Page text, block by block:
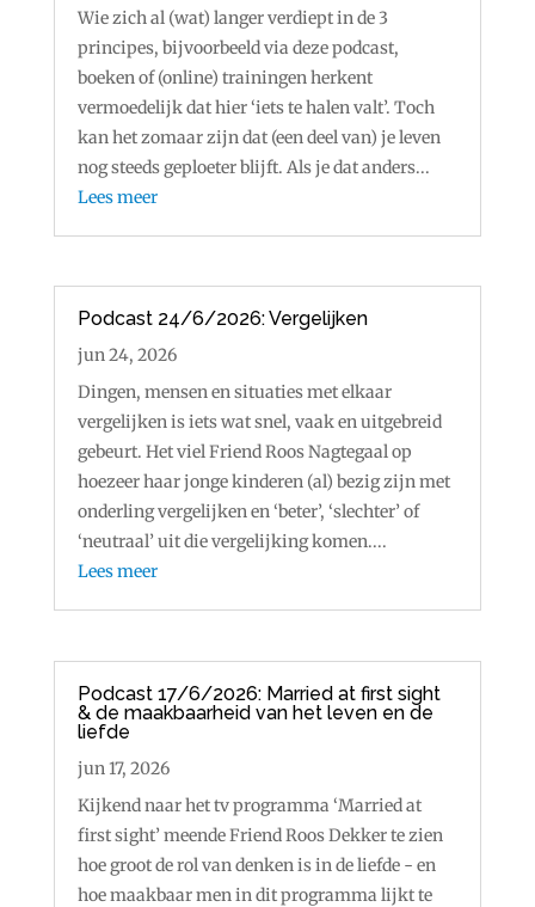
Wie zich al (wat) langer verdiept in de 3
principes, bijvoorbeeld via deze podcast,
boeken of (online) trainingen herkent
vermoedelijk dat hier ‘iets te halen valt’. Toch
kan het zomaar zijn dat (een deel van) je leven
nog steeds geploeter blijft. Als je dat anders...
Lees meer
Podcast 24/6/2026: Vergelijken
jun 24, 2026
Dingen, mensen en situaties met elkaar
vergelijken is iets wat snel, vaak en uitgebreid
gebeurt. Het viel Friend Roos Nagtegaal op
hoezeer haar jonge kinderen (al) bezig zijn met
onderling vergelijken en ‘beter’, ‘slechter’ of
‘neutraal’ uit die vergelijking komen....
Lees meer
Podcast 17/6/2026: Married at first sight
& de maakbaarheid van het leven en de
liefde
jun 17, 2026
Kijkend naar het tv programma ‘Married at
first sight’ meende Friend Roos Dekker te zien
hoe groot de rol van denken is in de liefde - en
hoe maakbaar men in dit programma lijkt te